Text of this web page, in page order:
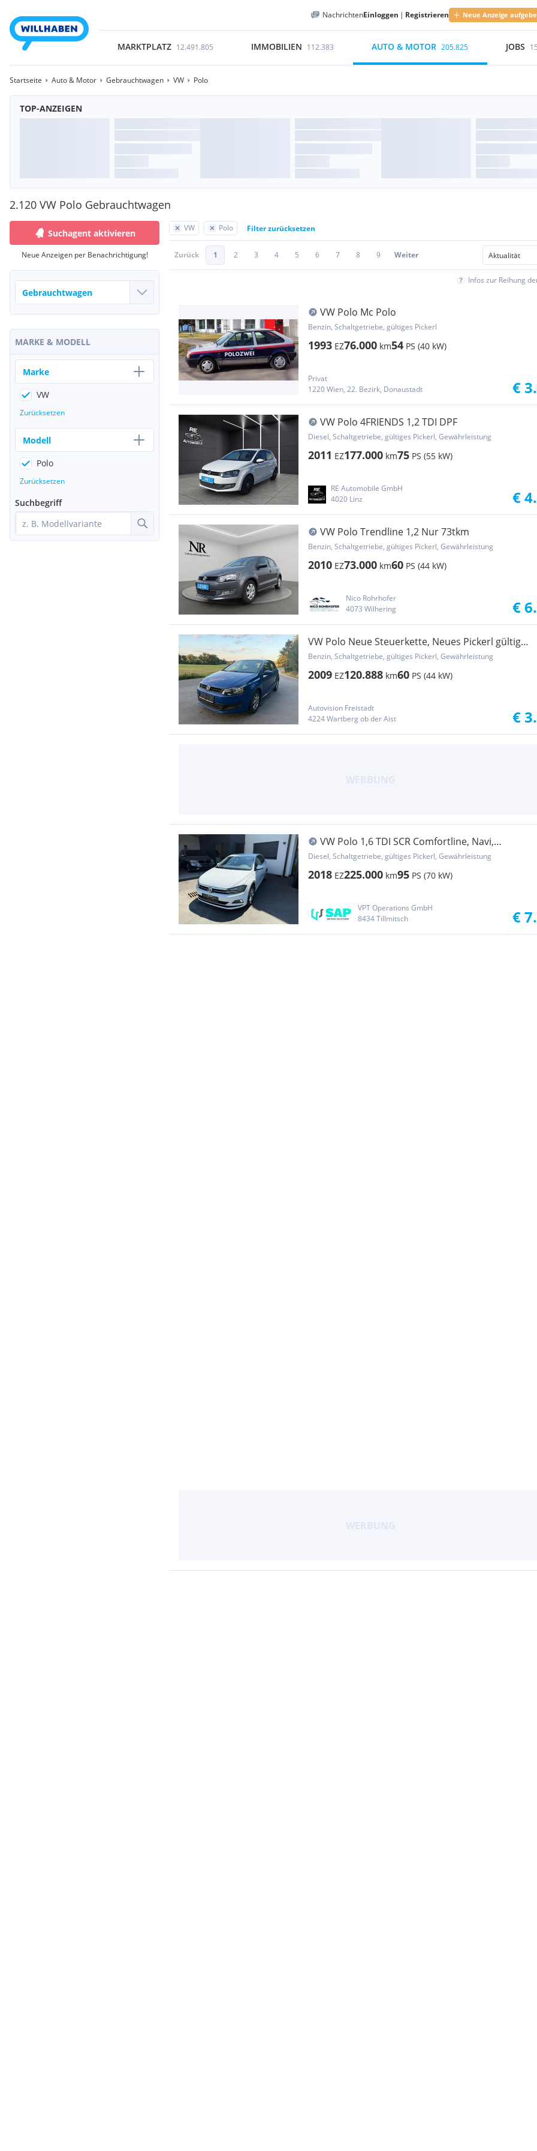
NachrichtenEinloggen | Registrieren Neue Anzeige
MARKTPLATZ 12.491.805 IMMOBILIEN 112.383 AUTO & MOTOR 205.825 JOBS
Startseite Auto & Motor Gebrauchtwagen VW Polo
TOP-ANZEIGEN
2.120 VW Polo Gebrauchtwagen
VW Polo Filter zurücksetzen
Zurück 1 2 3 4 5 6 7 8 9 Weiter
Infos zur Reihung
VW Polo Mc Polo
Benzin, Schaltgetriebe, gültiges Pickerl
1993 EZ76.000 km54 PS (40 kW)
Privat
1220 Wien, 22. Bezirk, Donaustadt
€
VW Polo 4FRIENDS 1,2 TDI DPF
Diesel, Schaltgetriebe, gültiges Pickerl, Gewährleistung
2011 EZ177.000 km75 PS (55 kW)
RE Automobile GmbH
4020 Linz
€
VW Polo Trendline 1,2 Nur 73tkm
Benzin, Schaltgetriebe, gültiges Pickerl, Gewährleistung
2010 EZ73.000 km60 PS (44 kW)
Nico Rohrhofer
4073 Wilhering
€
VW Polo Neue Steuerkette, Neues Pickerl gültig
bi...
Benzin, Schaltgetriebe, gültiges Pickerl, Gewährleistung
2009 EZ120.888 km60 PS (44 kW)
Autovision Freistadt
4224 Wartberg ob der Aist
€
VW Polo 1,6 TDI SCR Comfortline, Navi,
Klimatronic...
Diesel, Schaltgetriebe, gültiges Pickerl, Gewährleistung
2018 EZ225.000 km95 PS (70 kW)
VPT Operations GmbH
8434 Tillmitsch
€
Suchagent aktivieren
Neue Anzeigen per Benachrichtigung!
MARKE & MODELL
Marke
VW
Zurücksetzen
Modell
Polo
Zurücksetzen
Suchbegriff